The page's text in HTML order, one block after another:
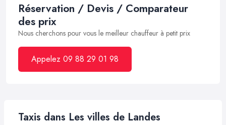
Réservation / Devis / Comparateur
des prix
Nous cherchons pour vous le meilleur chauffeur à petit prix
Appelez 09 88 29 01 98
Taxis dans Les villes de Landes